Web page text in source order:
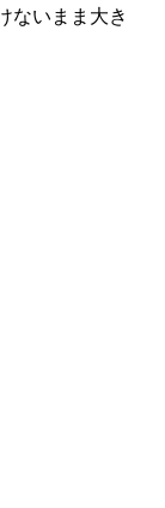
ないまま大き